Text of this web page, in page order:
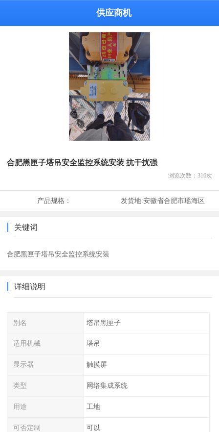
供应商机
合肥黑匣子塔吊安全监控系统安装 抗干扰强
浏览次数： 316次
产品规格： 发货地:安徽省合肥市瑶海区
关键词
合肥黑匣子塔吊安全监控系统安装
详细说明
别名 塔吊黑匣子
适用机械 塔吊
显示器 触摸屏
类型 网络集成系统
用途 工地
可否定制 可以